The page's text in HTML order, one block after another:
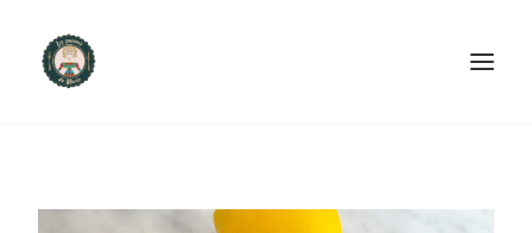
PRODUITS ET SERVICES